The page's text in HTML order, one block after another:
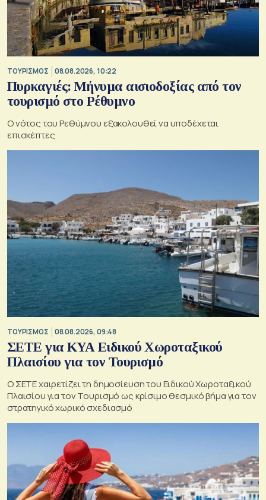
ΤΟΥΡΙΣΜΟΣ 08.08.2026, 10:22
Πυρκαγιές: Μήνυμα αισιοδοξίας από τον
τουρισμό στο Ρέθυμνο
Ο νότος του Ρεθύμνου εξακολουθεί να υποδέχεται
επισκέπτες
ΤΟΥΡΙΣΜΟΣ 08.08.2026, 09:48
ΣΕΤΕ για ΚΥΑ Ειδικού Χωροταξικού
Πλαισίου για τον Τουρισμό
Ο ΣΕΤΕ χαιρετίζει τη δημοσίευση του Ειδικού Χωροταξικού
Πλαισίου για τον Τουρισμό ως κρίσιμο θεσμικό βήμα για τον
στρατηγικό χωρικό σχεδιασμό